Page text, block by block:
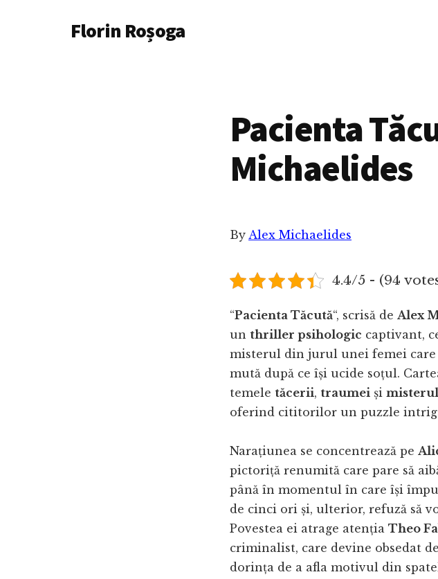
AdditionalFlorin Roșoga
Pacienta
Michaelides
By Alex Michaelides
4.4/5 - (94
“Pacienta Tăcută“, scrisă de Alex
un thriller psihologic captivant,
misterul din jurul unei femei care
mută după ce își ucide soțul.
temele tăcerii, traumei și
oferind cititorilor un puzzle
Narațiunea se concentrează pe
pictoriță renumită care pare să
până în momentul în care își
de cinci ori și, ulterior, refuză să
Povestea ei atrage atenția Theo
criminalist, care devine obsedat
dorința de a afla motivul din